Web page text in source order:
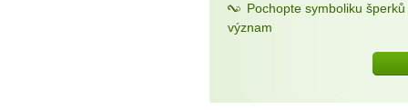
Pochopte symboliku
význam